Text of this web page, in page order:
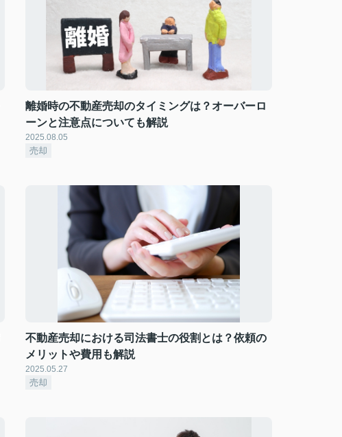
離婚時の不動産売却のタイミングは？オーバーロ
ーンと注意点についても解説
2025.08.05
売却
不動産売却における司法書士の役割とは？依頼の
メリットや費用も解説
2025.05.27
売却